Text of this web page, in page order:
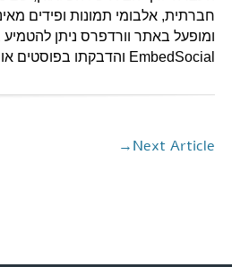
EmbedSocial והדבקתו בפוסטים או בדפי האתר.
Next Article
→